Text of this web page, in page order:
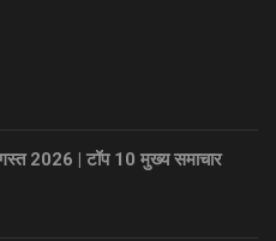
2026 | टॉप 10 मुख्य समाचार